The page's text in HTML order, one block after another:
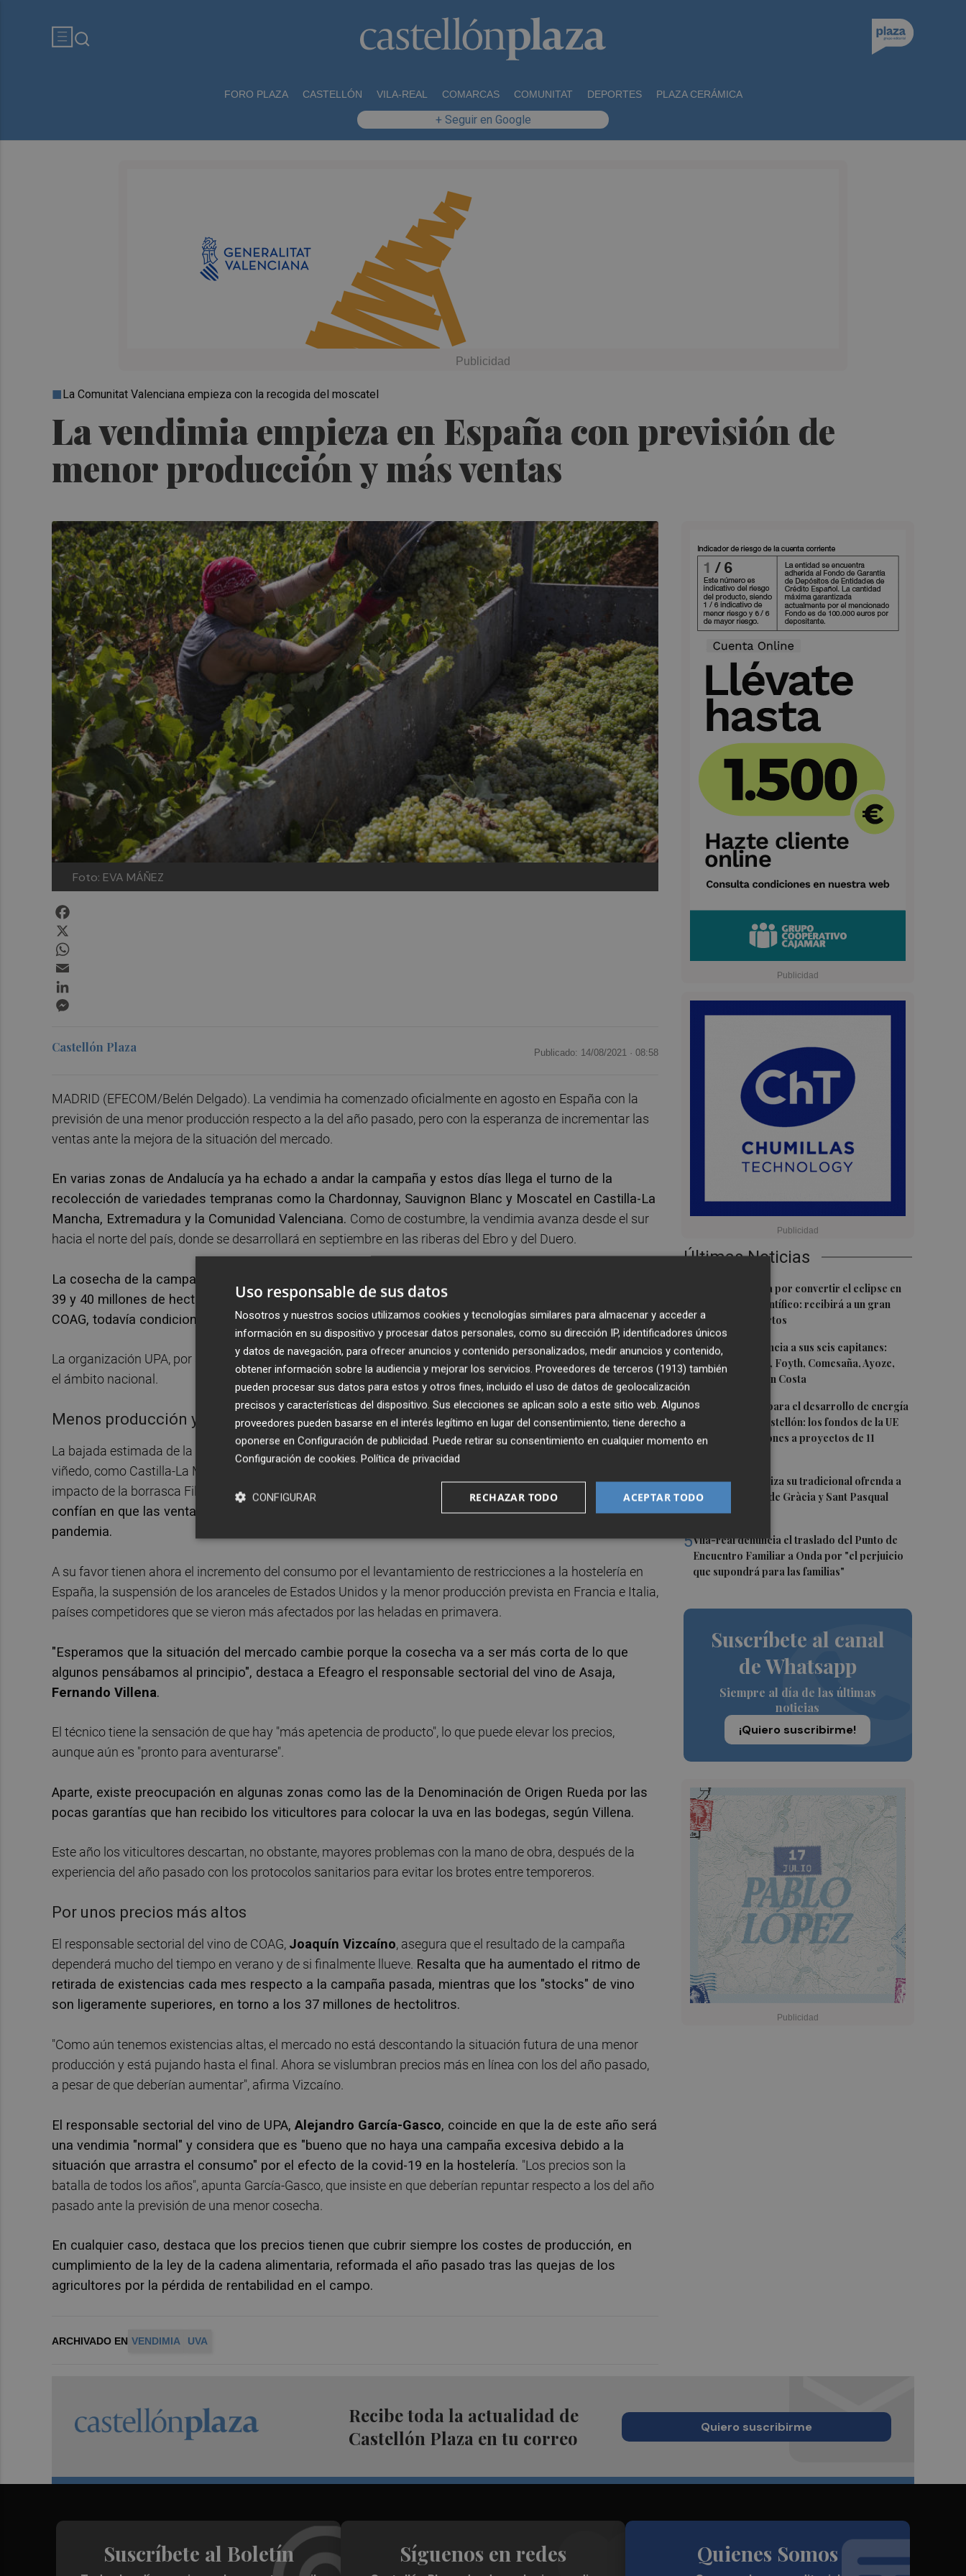
FORO PLAZA CASTELLÓN VILA-REAL COMARCAS COMUNITAT DEPORTES PLAZA CERÁMICA
+ Seguir en Google
La vendimia empieza en España con previsión de
menor producción y más ventas
La Comunitat Valenciana empieza con la recogida del moscatel
Foto: EVA MÁÑEZ
Últimas Noticias
Castelló apuesta por convertir el eclipse en
un referente científico: recibirá a un gran
equipo de expertos
2El Villarreal anuncia a sus seis capitanes:
Gerard Moreno, Foyth, Comesaña, Ayoze,
Cardona y Logan Costa
3Otra inyección para el desarrollo de energía
renovable en Castellón: los fondos de la UE
destinan 19 millones a proyectos de 11
4El Villarreal realiza su tradicional ofrenda a
la Mare de Déu de Gràcia y Sant Pasqual
Baylón
5Vila-real denuncia el traslado del Punto de
Encuentro Familiar a Onda por "el perjuicio
que supondrá para las familias"
Suscríbete al canal
de Whatsapp
Siempre al día de las últimas
noticias
¡Quiero suscribirme!
Castellón Plaza Publicado: 14/08/2021 · 08:58
MADRID (EFECOM/Belén Delgado). La vendimia ha comenzado oficialmente en agosto en España con la
previsión de una menor producción respecto a la del año pasado, pero con la esperanza de incrementar las
ventas ante la mejora de la situación del mercado.
En varias zonas de Andalucía ya ha echado a andar la campaña y estos días llega el turno de la
recolección de variedades tempranas como la Chardonnay, Sauvignon Blanc y Moscatel en Castilla-La
Mancha, Extremadura y la Comunidad Valenciana. Como de costumbre, la vendimia avanza desde el sur
hacia el norte del país, donde se desarrollará en septiembre en las riberas del Ebro y del Duero.
La cosecha de la campaña vitícola 2021/2022 será un 15 % menor que la anterior y oscilará entre los
39 y 40 millones de hectolitros, según los primeros cálculos de las organizaciones agrarias Asaja y
COAG, todavía condicionados por la meteorología de las próximas semanas.
La organización UPA, por su parte, sitúa la previsión de cosecha en torno a los 43 millones de hectolitros en
el ámbito nacional.
Menos producción y más consumo
La bajada estimada de la producción tendrá lugar previsiblemente en las zonas con mayor superficie de
viñedo, como Castilla-La Mancha (con una merma aproximada del 15 %) y Extremadura (20 %), debido al
impacto de la borrasca Filomena del pasado enero, las heladas de primavera y el pedrisco.
Los agricultores
confían en que las ventas del vino mejoren tras la mala evolución del último año, marcado por la
pandemia.
A su favor tienen ahora el incremento del consumo por el levantamiento de restricciones a la hostelería en
España, la suspensión de los aranceles de Estados Unidos y la menor producción prevista en Francia e Italia,
países competidores que se vieron más afectados por las heladas en primavera.
"Esperamos que la situación del mercado cambie porque la cosecha va a ser más corta de lo que
algunos pensábamos al principio", destaca a Efeagro el responsable sectorial del vino de Asaja,
Fernando Villena.
El técnico tiene la sensación de que hay "más apetencia de producto", lo que puede elevar los precios,
aunque aún es "pronto para aventurarse".
Aparte, existe preocupación en algunas zonas como las de la Denominación de Origen Rueda por las
pocas garantías que han recibido los viticultores para colocar la uva en las bodegas, según Villena.
Este año los viticultores descartan, no obstante, mayores problemas con la mano de obra, después de la
experiencia del año pasado con los protocolos sanitarios para evitar los brotes entre temporeros.
Por unos precios más altos
El responsable sectorial del vino de COAG, Joaquín Vizcaíno, asegura que el resultado de la campaña
dependerá mucho del tiempo en verano y de si finalmente llueve. Resalta que ha aumentado el ritmo de
retirada de existencias cada mes respecto a la campaña pasada, mientras que los "stocks" de vino
son ligeramente superiores, en torno a los 37 millones de hectolitros.
"Como aún tenemos existencias altas, el mercado no está descontando la situación futura de una menor
producción y está pujando hasta el final. Ahora se vislumbran precios más en línea con los del año pasado,
a pesar de que deberían aumentar", afirma Vizcaíno.
El responsable sectorial del vino de UPA, Alejandro García-Gasco, coincide en que la de este año será
una vendimia "normal" y considera que es "bueno que no haya una campaña excesiva debido a la
situación que arrastra el consumo" por el efecto de la covid-19 en la hostelería. "Los precios son la
batalla de todos los años", apunta García-Gasco, que insiste en que deberían repuntar respecto a los del año
pasado ante la previsión de una menor cosecha.
En cualquier caso, destaca que los precios tienen que cubrir siempre los costes de producción, en
cumplimiento de la ley de la cadena alimentaria, reformada el año pasado tras las quejas de los
agricultores por la pérdida de rentabilidad en el campo.
ARCHIVADO EN VENDIMIA UVA
Recibe toda la actualidad de
Castellón Plaza en tu correo
Quiero suscribirme
Suscríbete al Boletín Síguenos en redes Quienes Somos
Uso responsable de sus datos
Nosotros y nuestros socios utilizamos cookies y tecnologías similares para almacenar y acceder a
información en su dispositivo y procesar datos personales, como su dirección IP, identificadores únicos
y datos de navegación, para ofrecer anuncios y contenido personalizados, medir anuncios y contenido,
obtener información sobre la audiencia y mejorar los servicios. Proveedores de terceros (1913) también
pueden procesar sus datos para estos y otros fines, incluido el uso de datos de geolocalización
precisos y características del dispositivo. Sus elecciones se aplican solo a este sitio web. Algunos
proveedores pueden basarse en el interés legítimo en lugar del consentimiento; tiene derecho a
oponerse en Configuración de publicidad. Puede retirar su consentimiento en cualquier momento en
Configuración de cookies. Política de privacidad
ACEPTAR TODO
RECHAZAR TODO
CONFIGURAR